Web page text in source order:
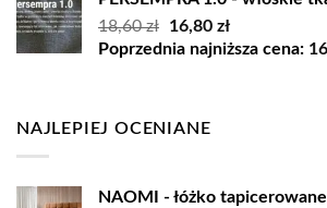
18,60zł
Pierwotna
cena
16,80 złAktualna
cena
Poprzednia najniższa cena:
NAJLEPIEJ OCENIANE
NAOMI - łóżko